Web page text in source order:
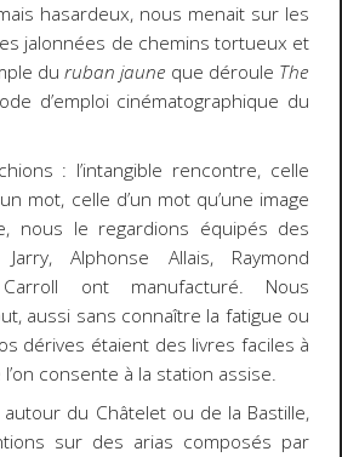
hasardeux, nous menait sur les
jalonnées de chemins tortueux et
du ruban jaune que déroule The
d’emploi cinématographique du
: l’intangible rencontre, celle
mot, celle d’un mot qu’une image
nous le regardions équipés des
Jarry, Alphonse Allais, Raymond
ont manufacturé. Nous
aussi sans connaître la fatigue ou
dérives étaient des livres faciles à
consente à la station assise.
du Châtelet ou de la Bastille,
sur des arias composés par